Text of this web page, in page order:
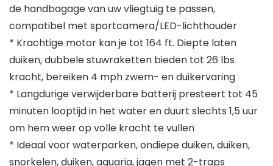
de handbagage van uw vliegtuig te passen,
compatibel met sportcamera/LED-lichthouder
* Krachtige motor kan je tot 164 ft. Diepte laten
duiken, dubbele stuwraketten bieden tot 26 lbs
kracht, bereiken 4 mph zwem- en duikervaring
* Langdurige verwijderbare batterij presteert tot 45
minuten looptijd in het water en duurt slechts 1,5 uur
om hem weer op volle kracht te vullen
* Ideaal voor waterparken, ondiepe duiken, duiken,
snorkelen, duiken, aquaria, jagen met 2-traps